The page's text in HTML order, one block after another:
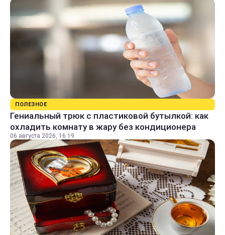
ПОЛЕЗНОЕ
Гениальный трюк с пластиковой бутылкой: как
охладить комнату в жару без кондиционера
06 августа 2026, 16:19